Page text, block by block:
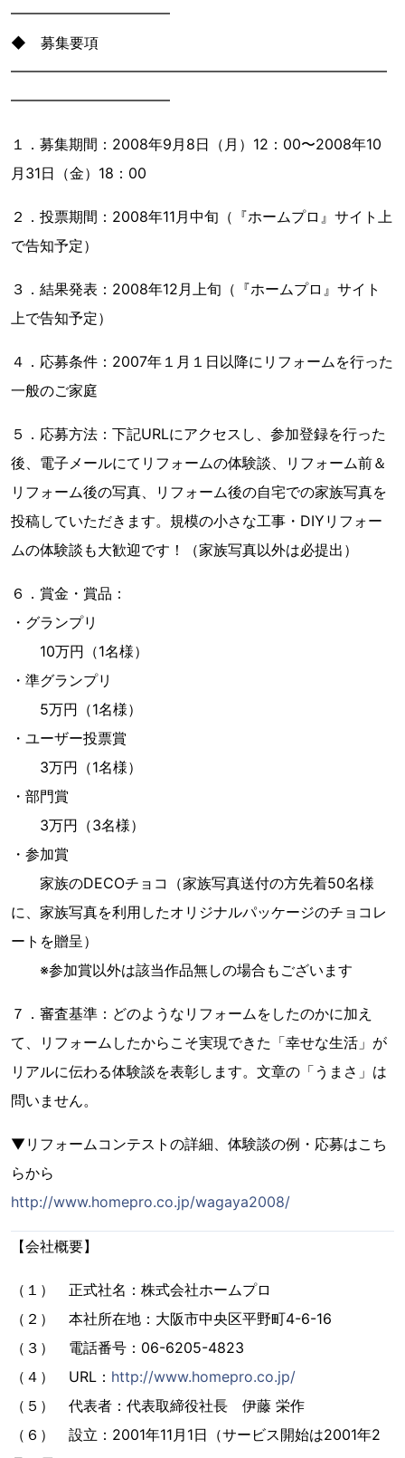
━━━━━━━━━━━
◆ 募集要項
━━━━━━━━━━━━━━━━━━━━━━━━━━
━━━━━━━━━━━
１．募集期間：2008年9月8日（月）12：00〜2008年10
月31日（金）18：00
２．投票期間：2008年11月中旬（『ホームプロ』サイト上
で告知予定）
３．結果発表：2008年12月上旬（『ホームプロ』サイト
上で告知予定）
４．応募条件：2007年１月１日以降にリフォームを行った
一般のご家庭
５．応募方法：下記URLにアクセスし、参加登録を行った
後、電子メールにてリフォームの体験談、リフォーム前＆
リフォーム後の写真、リフォーム後の自宅での家族写真を
投稿していただきます。規模の小さな工事・DIYリフォー
ムの体験談も大歓迎です！（家族写真以外は必提出）
６．賞金・賞品：
・グランプリ
10万円（1名様）
・準グランプリ
5万円（1名様）
・ユーザー投票賞
3万円（1名様）
・部門賞
3万円（3名様）
・参加賞
家族のDECOチョコ（家族写真送付の方先着50名様
に、家族写真を利用したオリジナルパッケージのチョコレ
ートを贈呈）
※参加賞以外は該当作品無しの場合もございます
７．審査基準：どのようなリフォームをしたのかに加え
て、リフォームしたからこそ実現できた「幸せな生活」が
リアルに伝わる体験談を表彰します。文章の「うまさ」は
問いません。
▼リフォームコンテストの詳細、体験談の例・応募はこち
らから
http://www.homepro.co.jp/wagaya2008/
【会社概要】
（１） 正式社名：株式会社ホームプロ
（２） 本社所在地：大阪市中央区平野町4-6-16
（３） 電話番号：06-6205-4823
（４） URL： http://www.homepro.co.jp/
（５） 代表者：代表取締役社長 伊藤 栄作
（６） 設立：2001年11月1日（サービス開始は2001年2